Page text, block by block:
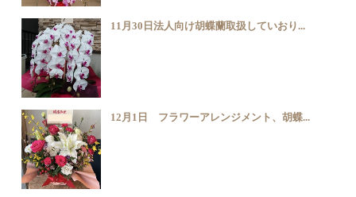
11月30日法人向け胡蝶蘭取扱していおり...
12月1日 フラワーアレンジメント、胡蝶...